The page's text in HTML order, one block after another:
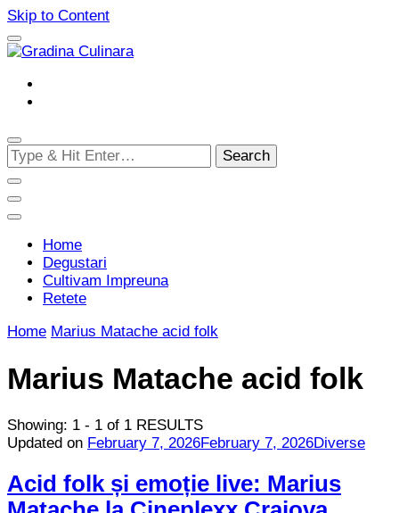
Skip to Content
Gradina Culinara
Cultivam retete delicioase
Looking
for
Something?
Home
Degustari
Cultivam Impreuna
Retete
Home Marius Matache acid folk
Marius Matache acid folk
Showing: 1 - 1 of 1 RESULTS
Updated on February 7, 2026February 7, 2026Diverse
Acid folk și emoție live: Marius